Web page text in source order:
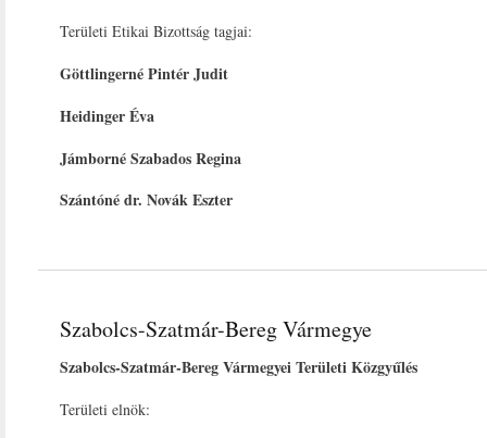
Területi Etikai Bizottság tagjai:
Göttlingerné Pintér Judit
Heidinger Éva
Jámborné Szabados Regina
Szántóné dr. Novák Eszter
Szabolcs-Szatmár-Bereg Vármegye
Szabolcs-Szatmár-Bereg Vármegyei Területi Közgyűlés
Területi elnök: